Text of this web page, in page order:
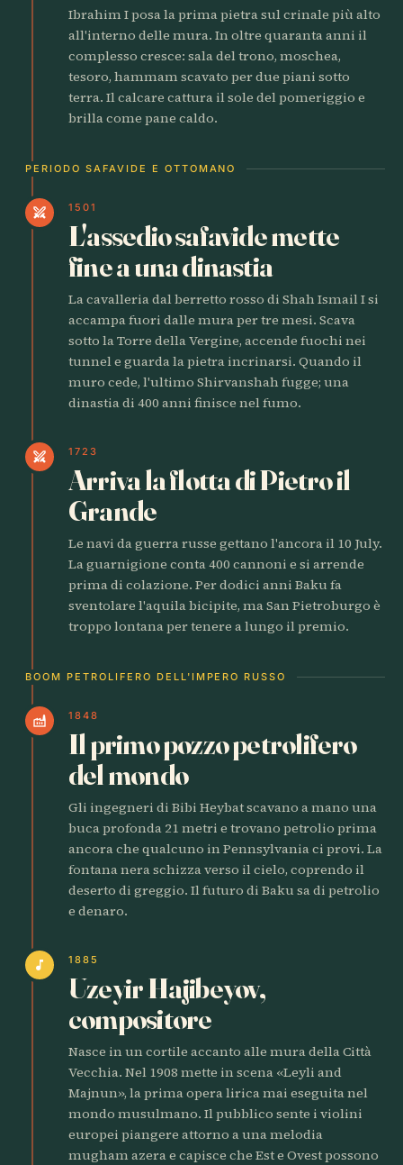
Ibrahim I posa la prima pietra sul crinale più alto
all'interno delle mura. In oltre quaranta anni il
complesso cresce: sala del trono, moschea,
tesoro, hammam scavato per due piani sotto
terra. Il calcare cattura il sole del pomeriggio e
brilla come pane caldo.
PERIODO SAFAVIDE E OTTOMANO
swords 1501
L'assedio safavide mette
fine a una dinastia
La cavalleria dal berretto rosso di Shah Ismail I si
accampa fuori dalle mura per tre mesi. Scava
sotto la Torre della Vergine, accende fuochi nei
tunnel e guarda la pietra incrinarsi. Quando il
muro cede, l'ultimo Shirvanshah fugge; una
dinastia di 400 anni finisce nel fumo.
swords 1723
Arriva la flotta di Pietro il
Grande
Le navi da guerra russe gettano l'ancora il 10 July.
La guarnigione conta 400 cannoni e si arrende
prima di colazione. Per dodici anni Baku fa
sventolare l'aquila bicipite, ma San Pietroburgo è
troppo lontana per tenere a lungo il premio.
BOOM PETROLIFERO DELL'IMPERO RUSSO
factory 1848
Il primo pozzo petrolifero
del mondo
Gli ingegneri di Bibi Heybat scavano a mano una
buca profonda 21 metri e trovano petrolio prima
ancora che qualcuno in Pennsylvania ci provi. La
fontana nera schizza verso il cielo, coprendo il
deserto di greggio. Il futuro di Baku sa di petrolio
e denaro.
music_note 1885
Uzeyir Hajibeyov,
compositore
Nasce in un cortile accanto alle mura della Città
Vecchia. Nel 1908 mette in scena «Leyli and
Majnun», la prima opera lirica mai eseguita nel
mondo musulmano. Il pubblico sente i violini
europei piangere attorno a una melodia
mugham azera e capisce che Est e Ovest possono